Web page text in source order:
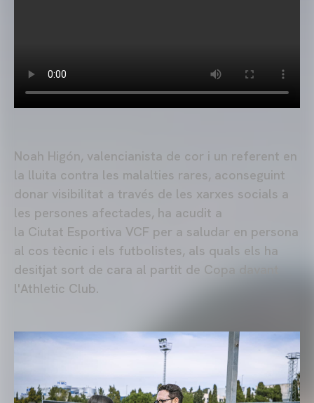
Noah Higón, valencianista de cor i un referent en
la lluita contra les malalties rares, aconseguint
donar visibilitat a través de les xarxes socials a
les persones afectades, ha acudit a
la Ciutat Esportiva VCF per a saludar en persona
al cos tècnic i els futbolistes, als quals els ha
desitjat sort de cara al partit de Copa davant
l'Athletic Club.